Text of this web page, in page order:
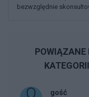
bezwzględnie
POWIĄZANE
KATEGORII
gość